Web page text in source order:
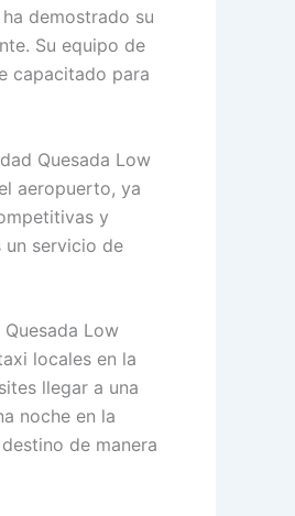
demostrado su
Su equipo de
capacitado para
Quesada Low
aeropuerto, ya
y
un servicio de
Low
locales en la
llegar a una
noche en la
de manera